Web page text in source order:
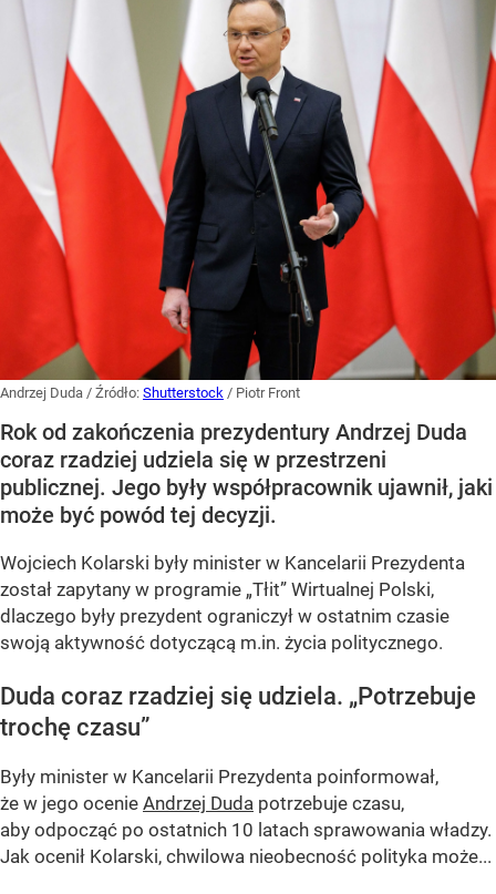
Andrzej Duda / Źródło: Shutterstock / Piotr Front
Rok od zakończenia prezydentury Andrzej Duda
coraz rzadziej udziela się w przestrzeni
publicznej. Jego były współpracownik ujawnił, jaki
może być powód tej decyzji.
Wojciech Kolarski były minister w Kancelarii Prezydenta
został zapytany w programie „Tłit” Wirtualnej Polski,
dlaczego były prezydent ograniczył w ostatnim czasie
swoją aktywność dotyczącą m.in. życia politycznego.
Duda coraz rzadziej się udziela. „Potrzebuje
trochę czasu”
Były minister w Kancelarii Prezydenta poinformował,
że w jego ocenie Andrzej Duda potrzebuje czasu,
aby odpocząć po ostatnich 10 latach sprawowania władzy.
Jak ocenił Kolarski, chwilowa nieobecność polityka może...